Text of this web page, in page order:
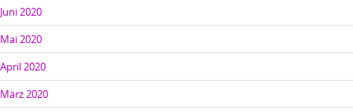
Juni 2020
Mai 2020
April 2020
März 2020